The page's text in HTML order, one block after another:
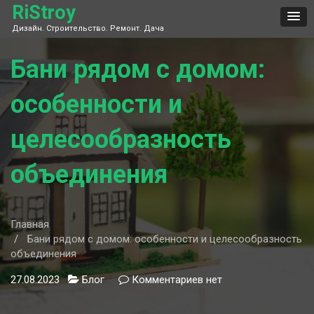
Skip
content
RiStroy
Дизайн. Строительство. Ремонт. Дача
Бани рядом с домом:
особенности и
целесообразность
объединения
Главная
Бани рядом с домом: особенности и целесообразность
объединения
27.08.2023 Блог Комментариев кнет